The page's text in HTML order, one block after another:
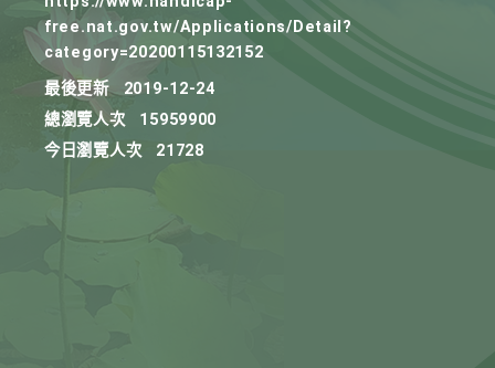
free.nat.gov.tw/Applications/Detail?
category=20200115132152
最後更新
2019-12-24
總瀏覽人次
15959900
今日瀏覽人次
21728